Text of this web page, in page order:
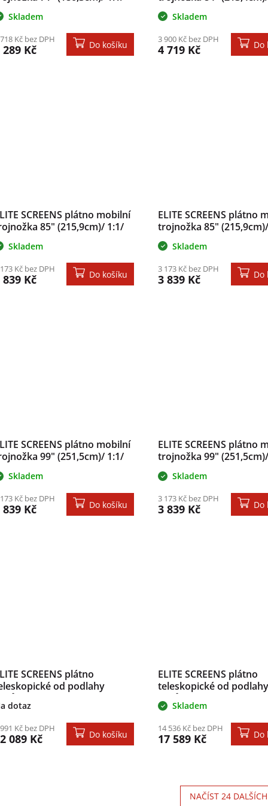
gain 1.1/ case
Skladem
Kč bez DPH
289 Kč Do košíku
104,6×185,9cm/ gain 1.1/
černýSkladem
3 900 Kč bez DPH
4 719 Kč Do
SCREENS plátno mobilní
85" (215,9cm)/ 1:1/
gain 1.1/ case
Skladem
Kč bez DPH
839 Kč Do košíku
ELITE SCREENS plátno
trojnožka 85"
152,4×152,4cm/ gain 1.1/
černýSkladem
3 173 Kč bez DPH
3 839 Kč Do
SCREENS plátno mobilní
99" (251,5cm)/ 1:1/
gain 1.1/ case
Skladem
Kč bez DPH
839 Kč Do košíku
ELITE SCREENS plátno
trojnožka 99"
177,8×177,8cm/ gain 1.1/
černýSkladem
3 173 Kč bez DPH
3 839 Kč Do
SCREENS plátno
od podlahy
vzhůru 100" (254cm)/ 4:3/
gain 1.1/ case
dotaz
Kč bez DPH
089 Kč Do košíku
ELITE SCREENS plátno
teleskopické od podlahy
vzhůru 120" (304,8cm)/
150,1×266,7cm/ gain 1.1/
Skladem
14 536 Kč bez DPH
17 589 Kč Do
NAČÍST 24 DALŠÍCH